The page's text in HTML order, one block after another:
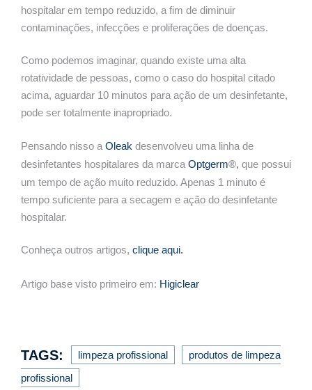
hospitalar em tempo reduzido, a fim de diminuir
contaminações, infecções e proliferações de doenças.
Como podemos imaginar, quando existe uma alta
rotatividade de pessoas, como o caso do hospital citado
acima, aguardar 10 minutos para ação de um desinfetante,
pode ser totalmente inapropriado.
Pensando nisso a Oleak desenvolveu uma linha de
desinfetantes hospitalares da marca Optgerm®, que possui
um tempo de ação muito reduzido. Apenas 1 minuto é
tempo suficiente para a secagem e ação do desinfetante
hospitalar.
Conheça outros artigos, clique aqui.
Artigo base visto primeiro em: Higiclear
TAGS: limpeza profissional
produtos de limpeza
profissional